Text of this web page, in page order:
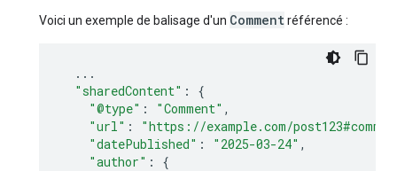
Voici un exemple de balisage d'un Comment référencé :
...
"sharedContent" :
{
"@type" : "Comment" ,
"url" :
"https://example.com/
"datePublished" : "2025-03-24" ,
"author" :
{